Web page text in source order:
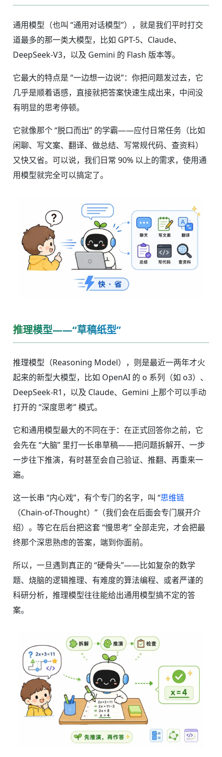
通用模型（也叫 “通用对话模型”），就是我们平时打交
道最多的那一类大模型，比如 GPT-5、Claude、
DeepSeek-V3，以及 Gemini 的 Flash 版本等。
它最大的特点是 “一边想一边说”：你把问题发过去，它
几乎是顺着语感，直接就把答案快速生成出来，中间没
有明显的思考停顿。
它就像那个 “脱口而出” 的学霸——应付日常任务（比如
闲聊、写文案、翻译、做总结、写常规代码、查资料）
又快又省。可以说，我们日常 90% 以上的需求，使用通
用模型就完全可以搞定了。
推理模型——“草稿纸型”
推理模型（Reasoning Model），则是最近一两年才火
起来的新型大模型，比如 OpenAI 的 o 系列（如 o3）、
DeepSeek-R1，以及 Claude、Gemini 上那个可以手动
打开的 “深度思考” 模式。
它和通用模型最大的不同在于：在正式回答你之前，它
会先在 “大脑” 里打一长串草稿——把问题拆解开、一步
一步往下推演，有时甚至会自己验证、推翻、再重来一
遍。
这一长串 “内心戏”，有个专门的名字，叫 “思维链
（Chain-of-Thought）”（我们会在后面会专门展开介
绍）。等它在后台把这套 “慢思考” 全部走完，才会把最
终那个深思熟虑的答案，端到你面前。
所以，一旦遇到真正的 “硬骨头”——比如复杂的数学
题、烧脑的逻辑推理、有难度的算法编程、或者严谨的
科研分析，推理模型往往能给出通用模型搞不定的答
案。